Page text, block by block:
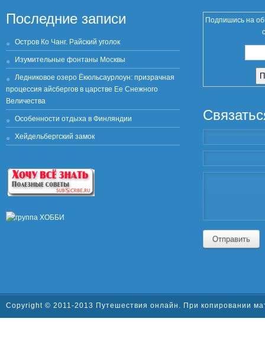
Последние записи
Остров Ко Чанг. Райский уголок
Изумительные фонтаны Москвы
Ледниковое озеро Ёкюльсаурлоун: призрачная
процессия айсбергов в царстве Ее Снежного
Величества
Особенности отдыха в Финляндии
Хейдельбергский замок
Подпишись на
Отправить
Copyright © 2011-2013 Путешествия онлайн. При копировании